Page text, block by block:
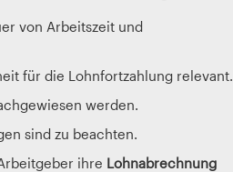
von Arbeitszeit und
für die Lohnfortzahlung relevant.
werden.
sind zu beachten.
ihre Lohnabrechnung